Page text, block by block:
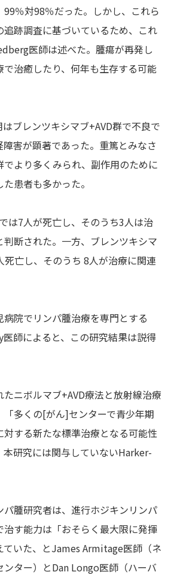
％対98％だった。しかし、これら
追跡調査に基づいているため、これ
医師は述べた。腫瘍が再発し
で治癒したり、何年も生存する可能
ブレンツキシマブ+AVD群で不良で
害が顕著であった。重篤とみなさ
でより多くみられ、副作用のために
患者も多かった。
は7人が死亡し、そのうち3人は治
断された。一方、ブレンツキシマ
死亡し、そのうち 8人が治療に関連
病院でリンパ腫治療を専門とする
師によると、この研究結果は説得
たニボルマブ+AVD療法と放射線治療
「多くの[がん]センターで青少年期
対する新たな標準治療となる可能性
研究には関与していないHarker-
パ腫研究者は、進行ホジキンリンパ
す能力は「おそらく最大限に発揮
ていた、とJames Armitage医師（ネ
ンター）とDan Longo医師（ハーバ